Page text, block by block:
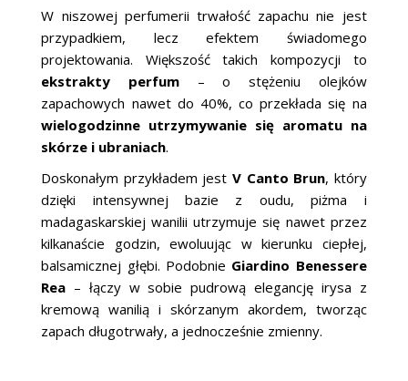
W niszowej perfumerii trwałość zapachu nie jest
przypadkiem, lecz efektem świadomego
projektowania. Większość takich kompozycji to
ekstrakty perfum – o stężeniu olejków
zapachowych nawet do 40%, co przekłada się na
wielogodzinne utrzymywanie się aromatu na
skórze i ubraniach.
Doskonałym przykładem jest V Canto Brun, który
dzięki intensywnej bazie z oudu, piżma i
madagaskarskiej wanilii utrzymuje się nawet przez
kilkanaście godzin, ewoluując w kierunku ciepłej,
balsamicznej głębi. Podobnie Giardino Benessere
Rea – łączy w sobie pudrową elegancję irysa z
kremową wanilią i skórzanym akordem, tworząc
zapach długotrwały, a jednocześnie zmienny.